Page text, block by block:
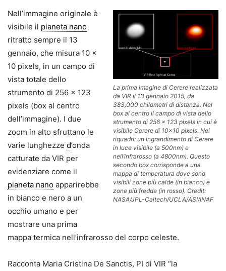
La prima imagine di Cerere realizzata
da VIR il 13 gennaio 2015, da
383,000 chilometri di distanza. Nel
box al centro il campo di vista dello
strumento di 256 x 123 pixels in cui è
visibile Cerere di 10×10 pixels. Nei
riquadri: un ingrandimento di Cerere
in luce visibile (a 500nm) e
nell’infrarosso (a 4800nm). Questo
secondo box corrisponde a una
mappa di temperatura dove sono
visibili zone più calde (in bianco) e
zone più fredde (in rosso). Credit:
NASA/JPL-Caltech/UCLA/ASI/INAF
Nell’immagine originale è
visibile il pianeta nano
ritratto sempre il 13
gennaio, che misura 10 x
10 pixels, in un campo di
vista totale dello
strumento di 256 x 123
pixels (box al centro
dell’immagine). I due
zoom in alto sfruttano le
varie lunghezze d’onda
catturate da VIR per
evidenziare come il
pianeta nano apparirebbe
in bianco e nero a un
occhio umano e per
mostrare una prima
mappa termica nell’infrarosso del corpo celeste.
Racconta Maria Cristina De Sanctis, PI di VIR “la